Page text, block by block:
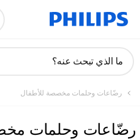
دعم
ما الذي تبحث عنه؟
رضّاعات وحلمات مخصصة للأطفال
رضّاعات وحلمات